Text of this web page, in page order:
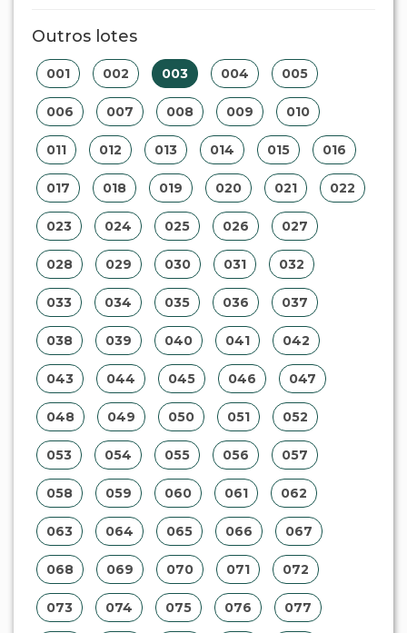
Outros lotes
001 002 003 004 005
006 007 008 009 010
011 012 013 014 015 016
017 018 019 020 021 022
023 024 025 026 027
028 029 030 031 032
033 034 035 036 037
038 039 040 041 042
043 044 045 046 047
048 049 050 051 052
053 054 055 056 057
058 059 060 061 062
063 064 065 066 067
068 069 070 071 072
073 074 075 076 077